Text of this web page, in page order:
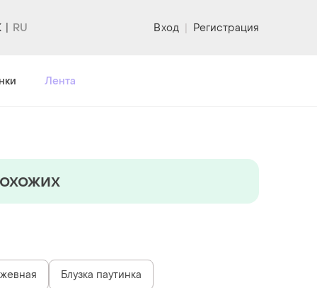
Вход | Регистрация
Лента
Блузка паутинка